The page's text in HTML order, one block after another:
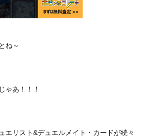
ね～
ゃあ！！！
エリスト&デュエルメイト・カードが続々